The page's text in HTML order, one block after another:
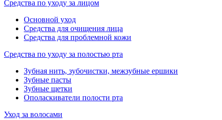
Средства по уходу за лицом
Основной уход
Средства для очищения лица
Средства для проблемной кожи
Средства по уходу за полостью рта
Зубная нить, зубочистки, межзубные ершики
Зубные пасты
Зубные щетки
Ополаскиватели полости рта
Уход за волосами